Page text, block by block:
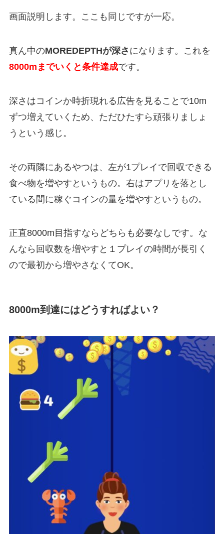
画面説明します。ここも同じですが一応。
真ん中のMOREDEPTHが深さ になります。これを
8000mまでいくと条件達成です。
深さはコインか時折現れる広告を見ることで10m
ずつ増えていくため、ただひたすら頑張りましょ
うという感じ。
その両隣にあるやつは、左が1プレイで回収できる
食べ物を増やすというもの。右はアプリを落とし
ている間に稼ぐコインの量を増やすというもの。
正直8000m目指すならどちらも必要なしです。な
んなら回収数を増やすと１プレイの時間が長引く
ので最初から増やさなくてOK。
8000m到達にはどうすればよい？